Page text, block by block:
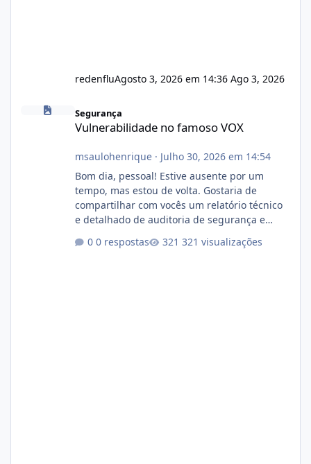
redenfluAgosto 3, 2026 em 14:36 Ago 3, 2026
Vulnerabilidade no famoso VOX
Segurança
Vulnerabilidade no famoso VOX
msaulohenrique· Julho 30, 2026 em 14:54
Bom dia, pessoal! Estive ausente por um
tempo, mas estou de volta. Gostaria de
compartilhar com vocês um relatório técnico
e detalhado de auditoria de segurança e
atualmente em circulação e comercialização
0 respostas 321 visualizações